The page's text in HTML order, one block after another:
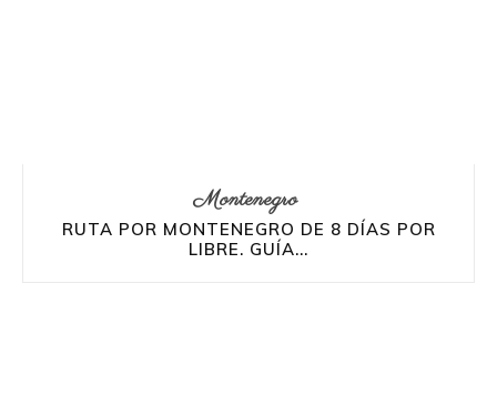
Montenegro
RUTA POR MONTENEGRO DE 8 DÍAS POR
LIBRE. GUÍA...